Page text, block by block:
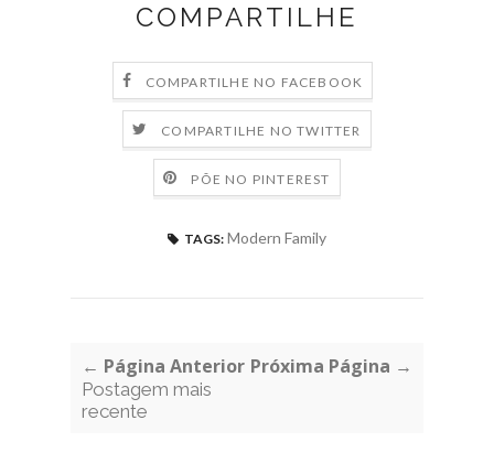
COMPARTILHE
COMPARTILHE NO FACEBOOK
COMPARTILHE NO TWITTER
PÕE NO PINTEREST
TAGS: Modern Family
← Página Anterior
Postagem mais
recente
Próxima Página →